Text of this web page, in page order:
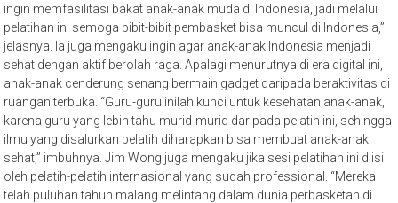
ingin memfasilitasi bakat anak-anak muda di Indonesia, jadi melalui
pelatihan ini semoga bibit-bibit pembasket bisa muncul di Indonesia,”
jelasnya. Ia juga mengaku ingin agar anak-anak Indonesia menjadi
sehat dengan aktif berolah raga. Apalagi menurutnya di era digital ini,
anak-anak cenderung senang bermain gadget daripada beraktivitas di
ruangan terbuka. “Guru-guru inilah kunci untuk kesehatan anak-anak,
karena guru yang lebih tahu murid-murid daripada pelatih ini, sehingga
ilmu yang disalurkan pelatih diharapkan bisa membuat anak-anak
sehat,” imbuhnya. Jim Wong juga mengaku jika sesi pelatihan ini diisi
oleh pelatih-pelatih internasional yang sudah professional. “Mereka
telah puluhan tahun malang melintang dalam dunia perbasketan di